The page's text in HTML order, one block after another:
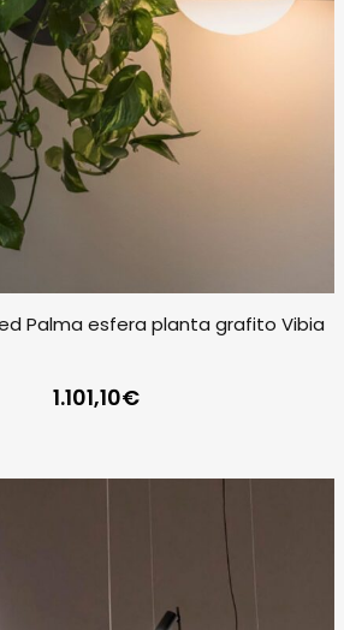
Palma esfera planta grafito Vibia
1.101,10€